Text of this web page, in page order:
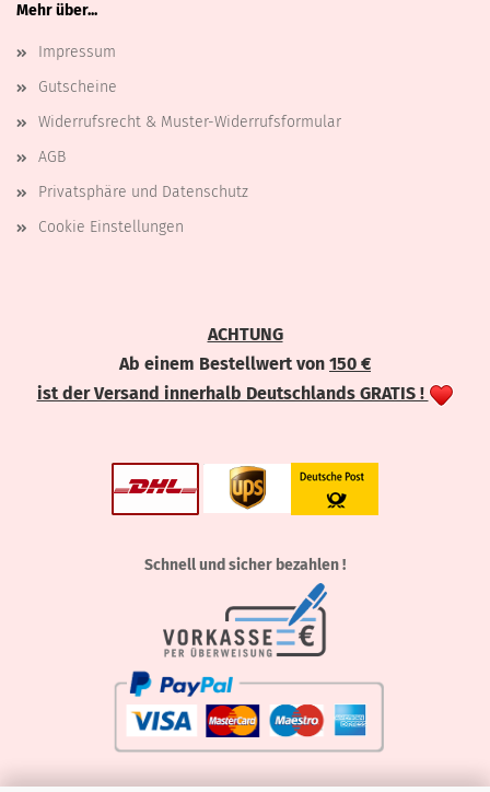
Mehr über...
Impressum
Gutscheine
Widerrufsrecht & Muster-Widerrufsformular
AGB
Privatsphäre und Datenschutz
Cookie Einstellungen
ACHTUNG
Ab einem Bestellwert von 150 €
ist der Versand innerhalb Deutschlands GRATIS !
Schnell und sicher bezahlen !